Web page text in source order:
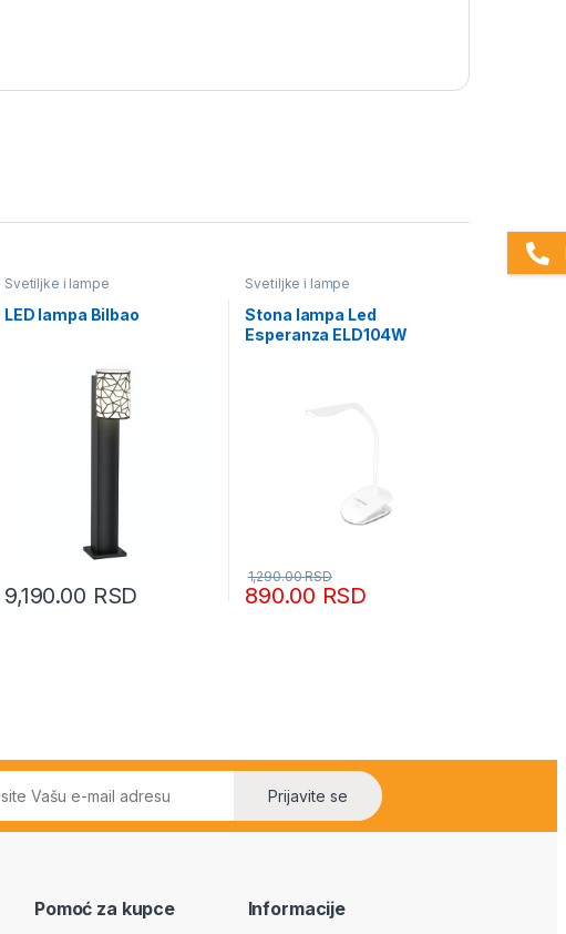
Svetiljke i lampe
LED lampa Bilbao
9,190.00 RSD
Svetiljke i lampe
Stona lampa Led
Esperanza ELD104W
890.00 RSD
1,290.00RSD
Prijavite se
Pomoć za kupce Informacije